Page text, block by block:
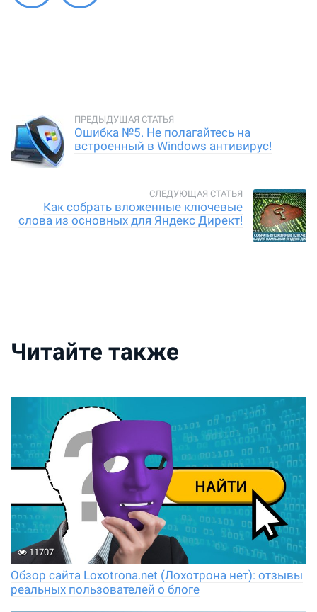
Ошибка №5. Не полагайтесь на
встроенный в Windows антивирус!
Как собрать вложенные ключевые
слова из основных для Яндекс Директ!
Читайте также
11707
Обзор сайта Loxotrona.net (Лохотрона нет): отзывы
реальных пользователей о блоге